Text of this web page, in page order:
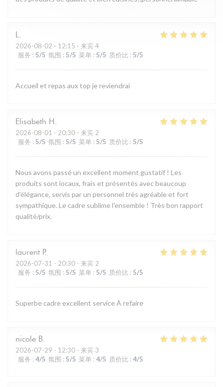
L
2026-08-02 - 12:15 - 来宾 4
服务 : 5/5 氛围 : 5/5 菜单 : 5/5 质价比 : 5/5
Accueil et repas aux top je reviendrai
Elisabeth H
2026-08-01 - 20:30 - 来宾 2
服务 : 5/5 氛围 : 5/5 菜单 : 5/5 质价比 : 5/5
Nous avons passé un excellent moment gustatif ! Les
produits sont locaux, frais et présentés avec beaucoup
d'élégance, servis par un personnel très agréable et fort
sympathique. Le cadre sublime l'ensemble ! Très bon rapport
qualité/prix.
laurent P
2026-07-31 - 20:30 - 来宾 2
服务 : 5/5 氛围 : 5/5 菜单 : 5/5 质价比 : 5/5
Superbe cadre excellent service À refaire
nicole B
2026-07-29 - 12:30 - 来宾 3
服务 : 4/5 氛围 : 5/5 菜单 : 4/5 质价比 : 4/5